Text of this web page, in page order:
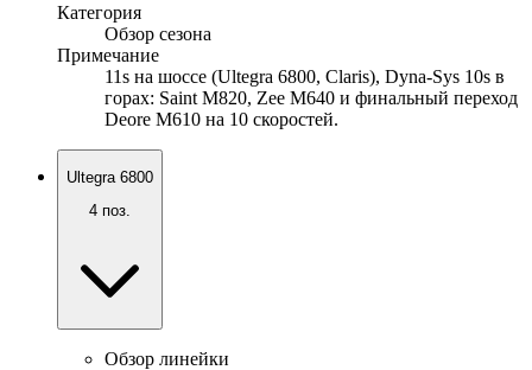
Категория
Обзор сезона
Примечание
11s на шоссе (Ultegra 6800, Claris), Dyna-Sys 10s в
горах: Saint M820, Zee M640 и финальный переход
Deore M610 на 10 скоростей.
Ultegra 6800
4 поз.
Обзор линейки